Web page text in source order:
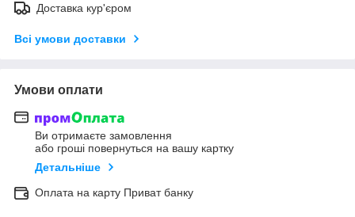
Доставка кур'єром
Всі умови доставки
Умови оплати
Ви отримаєте замовлення
або гроші повернуться на вашу картку
Детальніше
Оплата на карту Приват банку